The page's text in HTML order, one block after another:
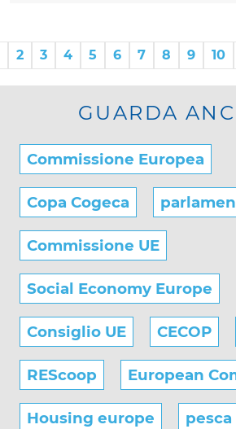
2 3 4 5 6 7 8 9 10
GUARDA
Commissione Europea
Copa Cogeca
Commissione UE
Social Economy Europe
Consiglio UE CECOP
REScoop European
Housing europe pesca